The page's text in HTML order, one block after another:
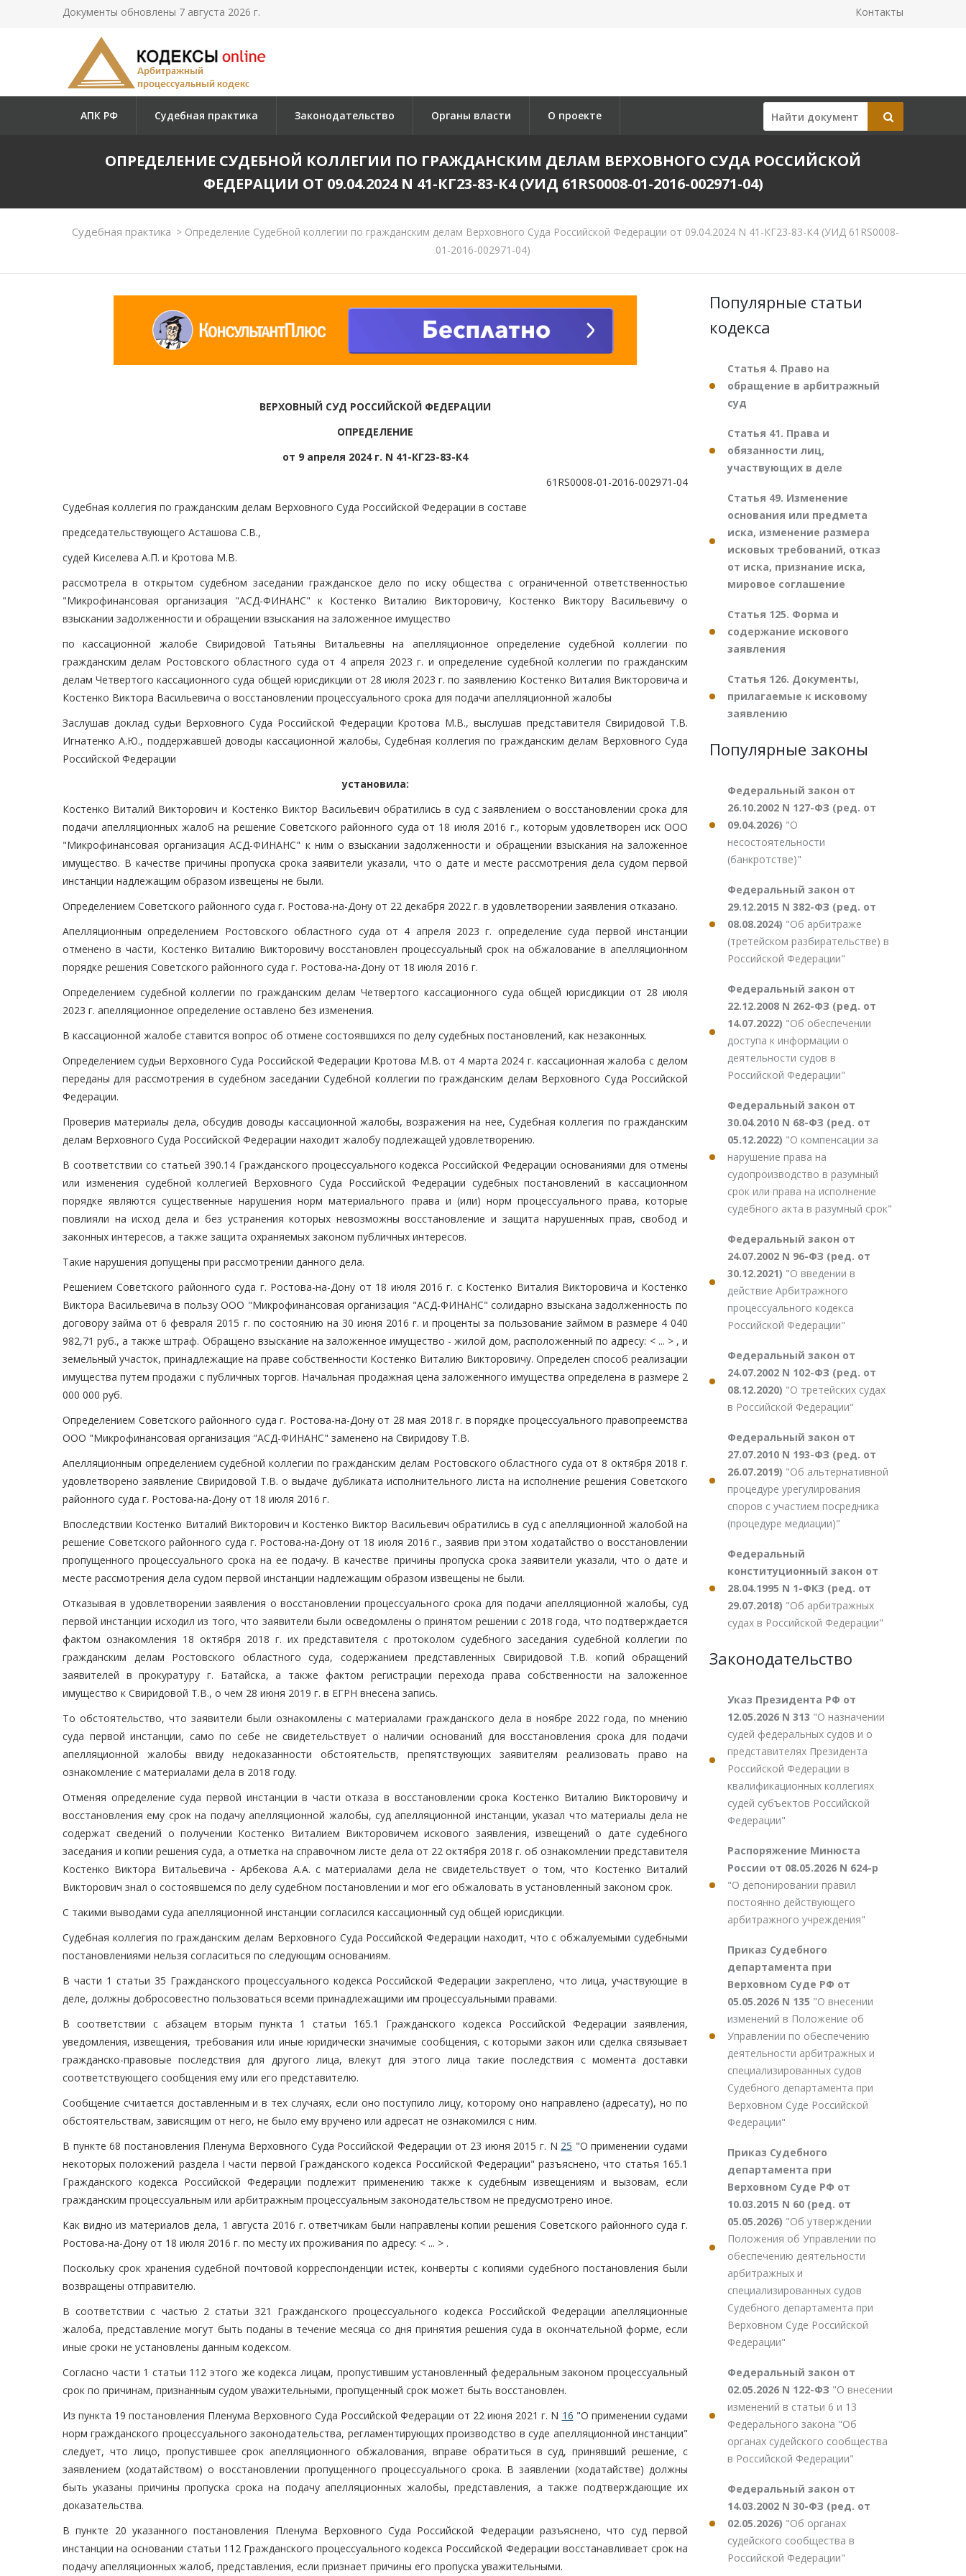
Документы обновлены 7 августа 2026 г. Контакты
АПК РФ Судебная практика Законодательство Органы власти О проекте
ОПРЕДЕЛЕНИЕ СУДЕБНОЙ КОЛЛЕГИИ ПО ГРАЖДАНСКИМ ДЕЛАМ ВЕРХОВНОГО СУДА РОССИЙСКОЙ
ФЕДЕРАЦИИ ОТ 09.04.2024 N 41-КГ23-83-К4 (УИД 61RS0008-01-2016-002971-04)
Судебная практика > Определение Судебной коллегии по гражданским делам Верховного Суда Российской Федерации от 09.04.2024 N 41-КГ23-83-К4 (УИД 61RS0008-
01-2016-002971-04)
ВЕРХОВНЫЙ СУД РОССИЙСКОЙ ФЕДЕРАЦИИ
ОПРЕДЕЛЕНИЕ
от 9 апреля 2024 г. N 41-КГ23-83-К4
61RS0008-01-2016-002971-04
Судебная коллегия по гражданским делам Верховного Суда Российской Федерации в составе
председательствующего Асташова С.В.,
судей Киселева А.П. и Кротова М.В.
рассмотрела в открытом судебном заседании гражданское дело по иску общества с ограниченной ответственностью
"Микрофинансовая организация "АСД-ФИНАНС" к Костенко Виталию Викторовичу, Костенко Виктору Васильевичу о
взыскании задолженности и обращении взыскания на заложенное имущество
по кассационной жалобе Свиридовой Татьяны Витальевны на апелляционное определение судебной коллегии по
гражданским делам Ростовского областного суда от 4 апреля 2023 г. и определение судебной коллегии по гражданским
делам Четвертого кассационного суда общей юрисдикции от 28 июля 2023 г. по заявлению Костенко Виталия Викторовича и
Костенко Виктора Васильевича о восстановлении процессуального срока для подачи апелляционной жалобы
Заслушав доклад судьи Верховного Суда Российской Федерации Кротова М.В., выслушав представителя Свиридовой Т.В.
Игнатенко А.Ю., поддержавшей доводы кассационной жалобы, Судебная коллегия по гражданским делам Верховного Суда
Российской Федерации
установила:
Костенко Виталий Викторович и Костенко Виктор Васильевич обратились в суд с заявлением о восстановлении срока для
подачи апелляционных жалоб на решение Советского районного суда от 18 июля 2016 г., которым удовлетворен иск ООО
"Микрофинансовая организация АСД-ФИНАНС" к ним о взыскании задолженности и обращении взыскания на заложенное
имущество. В качестве причины пропуска срока заявители указали, что о дате и месте рассмотрения дела судом первой
инстанции надлежащим образом извещены не были.
Определением Советского районного суда г. Ростова-на-Дону от 22 декабря 2022 г. в удовлетворении заявления отказано.
Апелляционным определением Ростовского областного суда от 4 апреля 2023 г. определение суда первой инстанции
отменено в части, Костенко Виталию Викторовичу восстановлен процессуальный срок на обжалование в апелляционном
порядке решения Советского районного суда г. Ростова-на-Дону от 18 июля 2016 г.
Определением судебной коллегии по гражданским делам Четвертого кассационного суда общей юрисдикции от 28 июля
2023 г. апелляционное определение оставлено без изменения.
В кассационной жалобе ставится вопрос об отмене состоявшихся по делу судебных постановлений, как незаконных.
Определением судьи Верховного Суда Российской Федерации Кротова М.В. от 4 марта 2024 г. кассационная жалоба с делом
переданы для рассмотрения в судебном заседании Судебной коллегии по гражданским делам Верховного Суда Российской
Федерации.
Проверив материалы дела, обсудив доводы кассационной жалобы, возражения на нее, Судебная коллегия по гражданским
делам Верховного Суда Российской Федерации находит жалобу подлежащей удовлетворению.
В соответствии со статьей 390.14 Гражданского процессуального кодекса Российской Федерации основаниями для отмены
или изменения судебной коллегией Верховного Суда Российской Федерации судебных постановлений в кассационном
порядке являются существенные нарушения норм материального права и (или) норм процессуального права, которые
повлияли на исход дела и без устранения которых невозможны восстановление и защита нарушенных прав, свобод и
законных интересов, а также защита охраняемых законом публичных интересов.
Такие нарушения допущены при рассмотрении данного дела.
Решением Советского районного суда г. Ростова-на-Дону от 18 июля 2016 г. с Костенко Виталия Викторовича и Костенко
Виктора Васильевича в пользу ООО "Микрофинансовая организация "АСД-ФИНАНС" солидарно взыскана задолженность по
договору займа от 6 февраля 2015 г. по состоянию на 30 июня 2016 г. и проценты за пользование займом в размере 4 040
982,71 руб., а также штраф. Обращено взыскание на заложенное имущество - жилой дом, расположенный по адресу: < ... > , и
земельный участок, принадлежащие на праве собственности Костенко Виталию Викторовичу. Определен способ реализации
имущества путем продажи с публичных торгов. Начальная продажная цена заложенного имущества определена в размере 2
000 000 руб.
Определением Советского районного суда г. Ростова-на-Дону от 28 мая 2018 г. в порядке процессуального правопреемства
ООО "Микрофинансовая организация "АСД-ФИНАНС" заменено на Свиридову Т.В.
Апелляционным определением судебной коллегии по гражданским делам Ростовского областного суда от 8 октября 2018 г.
удовлетворено заявление Свиридовой Т.В. о выдаче дубликата исполнительного листа на исполнение решения Советского
районного суда г. Ростова-на-Дону от 18 июля 2016 г.
Впоследствии Костенко Виталий Викторович и Костенко Виктор Васильевич обратились в суд с апелляционной жалобой на
решение Советского районного суда г. Ростова-на-Дону от 18 июля 2016 г., заявив при этом ходатайство о восстановлении
пропущенного процессуального срока на ее подачу. В качестве причины пропуска срока заявители указали, что о дате и
месте рассмотрения дела судом первой инстанции надлежащим образом извещены не были.
Отказывая в удовлетворении заявления о восстановлении процессуального срока для подачи апелляционной жалобы, суд
первой инстанции исходил из того, что заявители были осведомлены о принятом решении с 2018 года, что подтверждается
фактом ознакомления 18 октября 2018 г. их представителя с протоколом судебного заседания судебной коллегии по
гражданским делам Ростовского областного суда, содержанием представленных Свиридовой Т.В. копий обращений
заявителей в прокуратуру г. Батайска, а также фактом регистрации перехода права собственности на заложенное
имущество к Свиридовой Т.В., о чем 28 июня 2019 г. в ЕГРН внесена запись.
То обстоятельство, что заявители были ознакомлены с материалами гражданского дела в ноябре 2022 года, по мнению
суда первой инстанции, само по себе не свидетельствует о наличии оснований для восстановления срока для подачи
апелляционной жалобы ввиду недоказанности обстоятельств, препятствующих заявителям реализовать право на
ознакомление с материалами дела в 2018 году.
Отменяя определение суда первой инстанции в части отказа в восстановлении срока Костенко Виталию Викторовичу и
восстановления ему срок на подачу апелляционной жалобы, суд апелляционной инстанции, указал что материалы дела не
содержат сведений о получении Костенко Виталием Викторовичем искового заявления, извещений о дате судебного
заседания и копии решения суда, а отметка на справочном листе дела от 22 октября 2018 г. об ознакомлении представителя
Костенко Виктора Витальевича - Арбекова А.А. с материалами дела не свидетельствует о том, что Костенко Виталий
Викторович знал о состоявшемся по делу судебном постановлении и мог его обжаловать в установленный законом срок.
С такими выводами суда апелляционной инстанции согласился кассационный суд общей юрисдикции.
Судебная коллегия по гражданским делам Верховного Суда Российской Федерации находит, что с обжалуемыми судебными
постановлениями нельзя согласиться по следующим основаниям.
В части 1 статьи 35 Гражданского процессуального кодекса Российской Федерации закреплено, что лица, участвующие в
деле, должны добросовестно пользоваться всеми принадлежащими им процессуальными правами.
В соответствии с абзацем вторым пункта 1 статьи 165.1 Гражданского кодекса Российской Федерации заявления,
уведомления, извещения, требования или иные юридически значимые сообщения, с которыми закон или сделка связывает
гражданско-правовые последствия для другого лица, влекут для этого лица такие последствия с момента доставки
соответствующего сообщения ему или его представителю.
Сообщение считается доставленным и в тех случаях, если оно поступило лицу, которому оно направлено (адресату), но по
обстоятельствам, зависящим от него, не было ему вручено или адресат не ознакомился с ним.
В пункте 68 постановления Пленума Верховного Суда Российской Федерации от 23 июня 2015 г. N 25 "О применении судами
некоторых положений раздела I части первой Гражданского кодекса Российской Федерации" разъяснено, что статья 165.1
Гражданского кодекса Российской Федерации подлежит применению также к судебным извещениям и вызовам, если
гражданским процессуальным или арбитражным процессуальным законодательством не предусмотрено иное.
Как видно из материалов дела, 1 августа 2016 г. ответчикам были направлены копии решения Советского районного суда г.
Ростова-на-Дону от 18 июля 2016 г. по месту их проживания по адресу: < ... > .
Поскольку срок хранения судебной почтовой корреспонденции истек, конверты с копиями судебного постановления были
возвращены отправителю.
В соответствии с частью 2 статьи 321 Гражданского процессуального кодекса Российской Федерации апелляционные
жалоба, представление могут быть поданы в течение месяца со дня принятия решения суда в окончательной форме, если
иные сроки не установлены данным кодексом.
Согласно части 1 статьи 112 этого же кодекса лицам, пропустившим установленный федеральным законом процессуальный
срок по причинам, признанным судом уважительными, пропущенный срок может быть восстановлен.
Из пункта 19 постановления Пленума Верховного Суда Российской Федерации от 22 июня 2021 г. N 16 "О применении судами
норм гражданского процессуального законодательства, регламентирующих производство в суде апелляционной инстанции"
следует, что лицо, пропустившее срок апелляционного обжалования, вправе обратиться в суд, принявший решение, с
заявлением (ходатайством) о восстановлении пропущенного процессуального срока. В заявлении (ходатайстве) должны
быть указаны причины пропуска срока на подачу апелляционных жалобы, представления, а также подтверждающие их
доказательства.
В пункте 20 указанного постановления Пленума Верховного Суда Российской Федерации разъяснено, что суд первой
инстанции на основании статьи 112 Гражданского процессуального кодекса Российской Федерации восстанавливает срок на
подачу апелляционных жалоб, представления, если признает причины его пропуска уважительными.
Популярные статьи
кодекса
Статья 4. Право на
обращение в арбитражный
суд
Статья 41. Права и
обязанности лиц,
участвующих в деле
Статья 49. Изменение
основания или предмета
иска, изменение размера
исковых требований, отказ
от иска, признание иска,
мировое соглашение
Статья 125. Форма и
содержание искового
заявления
Статья 126. Документы,
прилагаемые к исковому
заявлению
Популярные законы
Федеральный закон от
26.10.2002 N 127-ФЗ (ред. от
09.04.2026) "О
несостоятельности
(банкротстве)"
Федеральный закон от
29.12.2015 N 382-ФЗ (ред. от
08.08.2024) "Об арбитраже
(третейском разбирательстве) в
Российской Федерации"
Федеральный закон от
22.12.2008 N 262-ФЗ (ред. от
14.07.2022) "Об обеспечении
доступа к информации о
деятельности судов в
Российской Федерации"
Федеральный закон от
30.04.2010 N 68-ФЗ (ред. от
05.12.2022) "О компенсации за
нарушение права на
судопроизводство в разумный
срок или права на исполнение
судебного акта в разумный срок"
Федеральный закон от
24.07.2002 N 96-ФЗ (ред. от
30.12.2021) "О введении в
действие Арбитражного
процессуального кодекса
Российской Федерации"
Федеральный закон от
24.07.2002 N 102-ФЗ (ред. от
08.12.2020) "О третейских судах
в Российской Федерации"
Федеральный закон от
27.07.2010 N 193-ФЗ (ред. от
26.07.2019) "Об альтернативной
процедуре урегулирования
споров с участием посредника
(процедуре медиации)"
Федеральный
конституционный закон от
28.04.1995 N 1-ФКЗ (ред. от
29.07.2018) "Об арбитражных
судах в Российской Федерации"
Законодательство
Указ Президента РФ от
12.05.2026 N 313 "О назначении
судей федеральных судов и о
представителях Президента
Российской Федерации в
квалификационных коллегиях
судей субъектов Российской
Федерации"
Распоряжение Минюста
России от 08.05.2026 N 624-р
"О депонировании правил
постоянно действующего
арбитражного учреждения"
Приказ Судебного
департамента при
Верховном Суде РФ от
05.05.2026 N 135 "О внесении
изменений в Положение об
Управлении по обеспечению
деятельности арбитражных и
специализированных судов
Судебного департамента при
Верховном Суде Российской
Федерации"
Приказ Судебного
департамента при
Верховном Суде РФ от
10.03.2015 N 60 (ред. от
05.05.2026) "Об утверждении
Положения об Управлении по
обеспечению деятельности
арбитражных и
специализированных судов
Судебного департамента при
Верховном Суде Российской
Федерации"
Федеральный закон от
02.05.2026 N 122-ФЗ "О внесении
изменений в статьи 6 и 13
Федерального закона "Об
органах судейского сообщества
в Российской Федерации"
Федеральный закон от
14.03.2002 N 30-ФЗ (ред. от
02.05.2026) "Об органах
судейского сообщества в
Российской Федерации"